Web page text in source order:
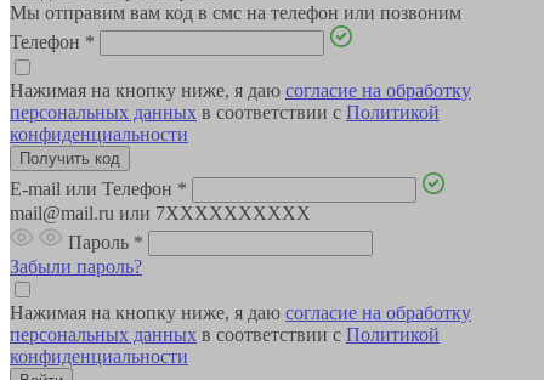
Мы отправим вам код в смс на телефон или позвоним
Телефон *
Нажимая на кнопку ниже, я даю согласие на обработку
персональных данных в соответствии с Политикой
конфиденциальности
E-mail или Телефон *
mail@mail.ru или 7XXXXXXXXXX
Пароль *
Забыли пароль?
Нажимая на кнопку ниже, я даю согласие на обработку
персональных данных в соответствии с Политикой
конфиденциальности